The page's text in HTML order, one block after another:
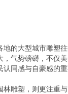
地的大型城市雕塑
，气势磅礴，不仅
认同感与自豪感的
林雕塑，则更注重